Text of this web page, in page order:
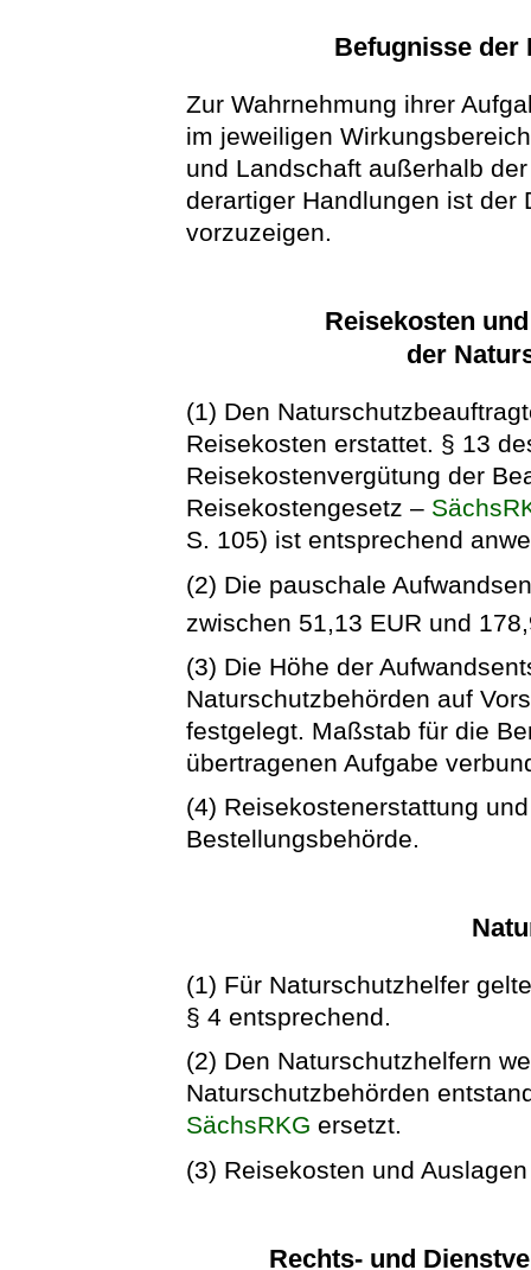
Befugnisse der
Zur Wahrnehmung ihrer
im jeweiligen
und Landschaft außerhalb
derartiger Handlungen ist der
vorzuzeigen.
Reisekosten
der
(1) Den
Reisekosten erstattet. § 13
Reisekostenvergütung der
Reisekostengesetz –
S. 105) ist entsprechend
(2) Die pauschale
zwischen 51,13 EUR und
(3) Die Höhe der
Naturschutzbehörden auf
festgelegt. Maßstab für die
übertragenen Aufgabe
(4) Reisekostenerstattung
Bestellungsbehörde.
(1) Für Naturschutzhelfer
§ 4 entsprechend.
(2) Den Naturschutzhelfern
Naturschutzbehörden
SächsRKG ersetzt.
(3) Reisekosten und
Rechts- und